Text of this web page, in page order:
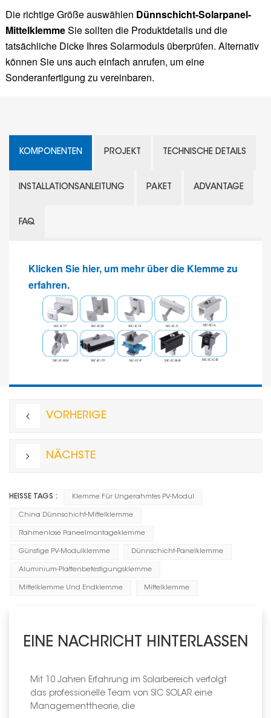
Die richtige Größe auswählen Dünnschicht-Solarpanel-
MittelklemmeSie sollten die Produktdetails und die
tatsächliche Dicke Ihres Solarmoduls überprüfen. Alternativ
können Sie uns auch einfach anrufen, um eine
Sonderanfertigung zu vereinbaren.
KOMPONENTEN PROJEKT TECHNISCHE DETAILS
INSTALLATIONSANLEITUNG PAKET ADVANTAGE
FAQ
Klicken Sie hier, um mehr über die Klemme zu
erfahren.
VORHERIGE
NÄCHSTE
HEISSE TAGS : Klemme Für Ungerahmtes PV-Modul
China Dünnschicht-Mittelklemme
Rahmenlose Paneelmontageklemme
Günstige PV-Modulklemme Dünnschicht-Panelklemme
Aluminium-Plattenbefestigungsklemme
Mittelklemme Und Endklemme Mittelklemme
EINE NACHRICHT HINTERLASSEN
Mit 10 Jahren Erfahrung im Solarbereich verfolgt
das professionelle Team von SIC SOLAR eine
Managementtheorie, die